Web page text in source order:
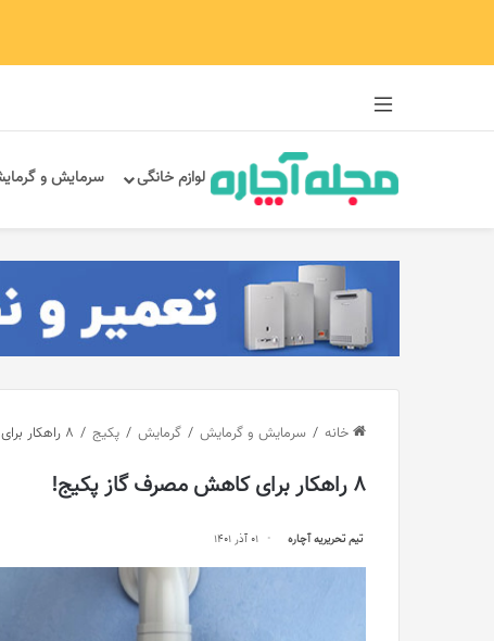
لوازم خانگی سرمایش و
خانه / سرمایش و گرمایش / گرمایش / پکیج / 8 راهکار برای کاهش مصرف گاز پکیج!
8 راهکار برای کاهش مصرف گاز پکیج!
تیم تحریریه آچاره 01 آذر 1401